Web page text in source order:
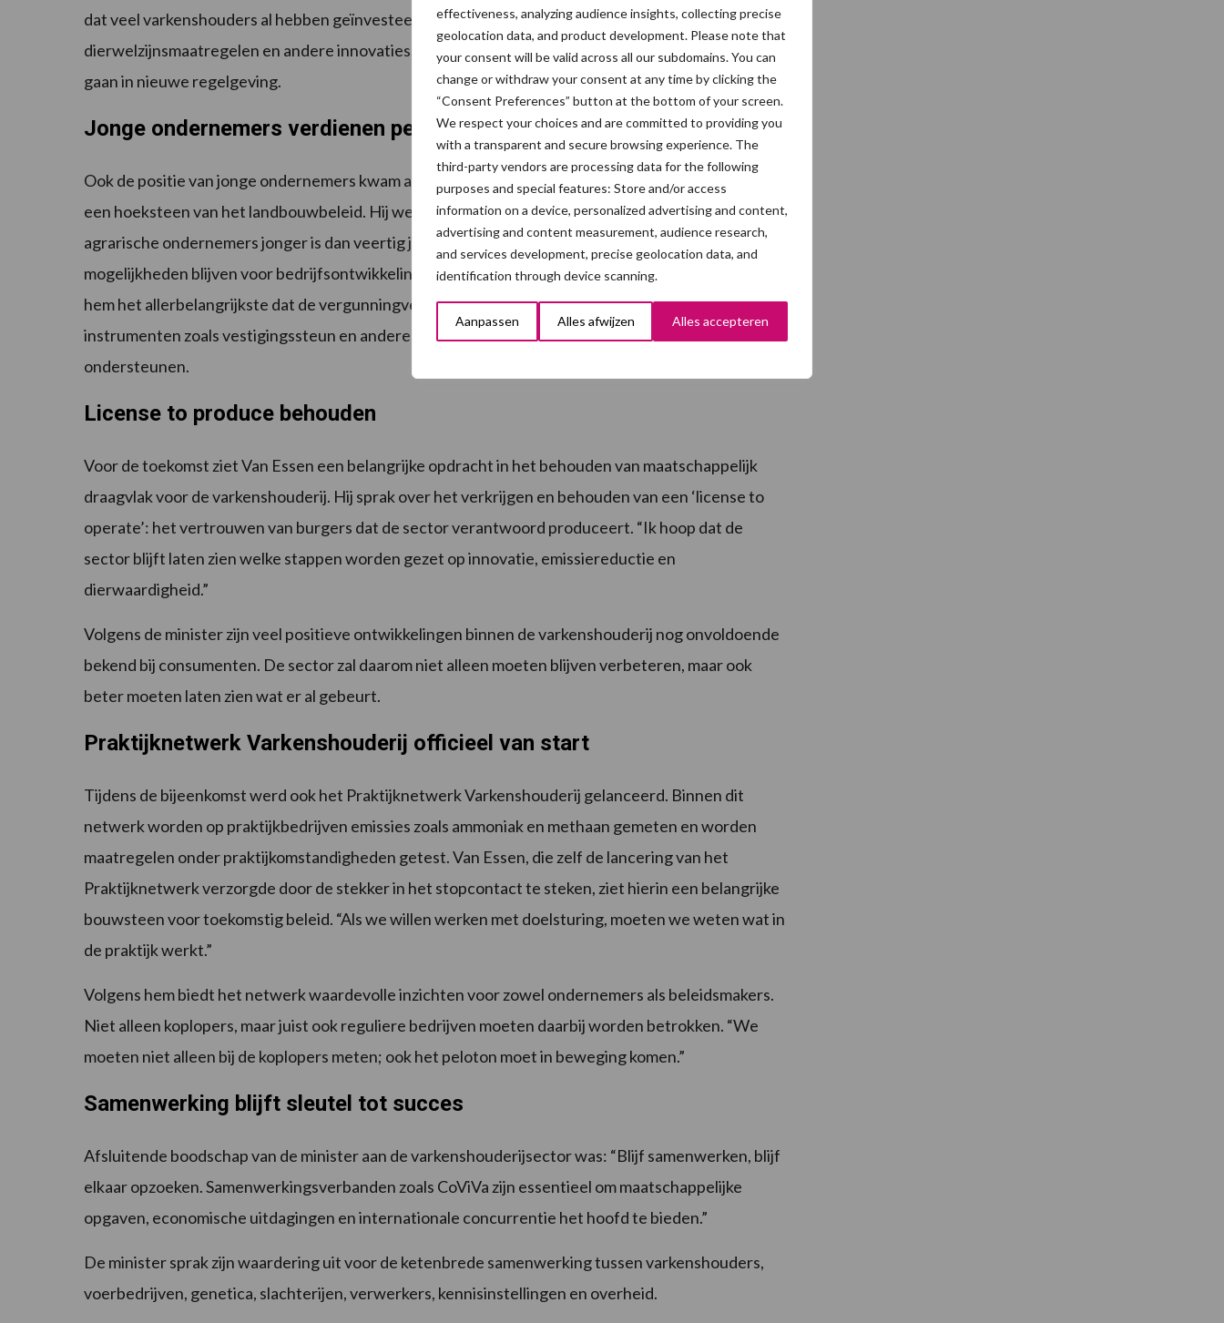
effectiveness, analyzing audience insights, collecting precise
geolocation data, and product development. Please note that
your consent will be valid across all our subdomains. You can
change or withdraw your consent at any time by clicking the
“Consent Preferences” button at the bottom of your screen.
We respect your choices and are committed to providing you
with a transparent and secure browsing experience. The
third-party vendors are processing data for the following
purposes and special features: Store and/or access
information on a device, personalized advertising and content,
advertising and content measurement, audience research,
and services development, precise geolocation data, and
identification through device scanning.
Aanpassen Alles afwijzen Alles accepteren
dat veel varkenshouders al hebben geïnvesteerd in emissiebeperkende technieken,
dierwelzijnsmaatregelen en andere innovaties. Die inspanningen mogen volgens hem niet verloren
gaan in nieuwe regelgeving.
Jonge ondernemers verdienen perspectief
Ook de positie van jonge ondernemers kwam aan bod. Van Essen noemde jonge boeren en tuinders
een hoeksteen van het landbouwbeleid. Hij wees erop dat slechts zes tot acht procent van de
agrarische ondernemers jonger is dan veertig jaar. Daarom vindt hij het belangrijk dat er voldoende
mogelijkheden blijven voor bedrijfsontwikkeling en bedrijfsovername. Ook daarvoor is het volgens
hem het allerbelangrijkste dat de vergunningverlening weer op gang komt. Daarnaast noemde hij
instrumenten zoals vestigingssteun en andere stimuleringsmaatregelen om jonge ondernemers te
ondersteunen.
License to produce behouden
Voor de toekomst ziet Van Essen een belangrijke opdracht in het behouden van maatschappelijk
draagvlak voor de varkenshouderij. Hij sprak over het verkrijgen en behouden van een ‘license to
operate’: het vertrouwen van burgers dat de sector verantwoord produceert. “Ik hoop dat de
sector blijft laten zien welke stappen worden gezet op innovatie, emissiereductie en
dierwaardigheid.”
Volgens de minister zijn veel positieve ontwikkelingen binnen de varkenshouderij nog onvoldoende
bekend bij consumenten. De sector zal daarom niet alleen moeten blijven verbeteren, maar ook
beter moeten laten zien wat er al gebeurt.
Praktijknetwerk Varkenshouderij officieel van start
Tijdens de bijeenkomst werd ook het Praktijknetwerk Varkenshouderij gelanceerd. Binnen dit
netwerk worden op praktijkbedrijven emissies zoals ammoniak en methaan gemeten en worden
maatregelen onder praktijkomstandigheden getest. Van Essen, die zelf de lancering van het
Praktijknetwerk verzorgde door de stekker in het stopcontact te steken, ziet hierin een belangrijke
bouwsteen voor toekomstig beleid. “Als we willen werken met doelsturing, moeten we weten wat in
de praktijk werkt.”
Volgens hem biedt het netwerk waardevolle inzichten voor zowel ondernemers als beleidsmakers.
Niet alleen koplopers, maar juist ook reguliere bedrijven moeten daarbij worden betrokken. “We
moeten niet alleen bij de koplopers meten; ook het peloton moet in beweging komen.”
Samenwerking blijft sleutel tot succes
Afsluitende boodschap van de minister aan de varkenshouderijsector was: “Blijf samenwerken, blijf
elkaar opzoeken. Samenwerkingsverbanden zoals CoViVa zijn essentieel om maatschappelijke
opgaven, economische uitdagingen en internationale concurrentie het hoofd te bieden.”
De minister sprak zijn waardering uit voor de ketenbrede samenwerking tussen varkenshouders,
voerbedrijven, genetica, slachterijen, verwerkers, kennisinstellingen en overheid.